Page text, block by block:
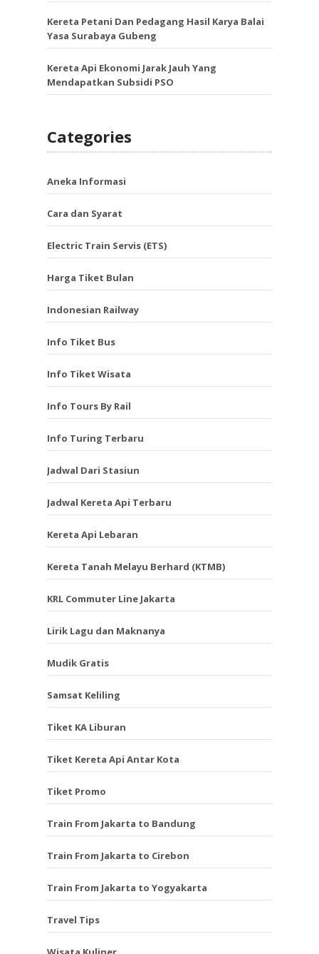
Kereta Petani Dan Pedagang Hasil Karya Balai
Yasa Surabaya Gubeng
Kereta Api Ekonomi Jarak Jauh Yang
Mendapatkan Subsidi PSO
Categories
Aneka Informasi
Cara dan Syarat
Electric Train Servis (ETS)
Harga Tiket Bulan
Indonesian Railway
Info Tiket Bus
Info Tiket Wisata
Info Tours By Rail
Info Turing Terbaru
Jadwal Dari Stasiun
Jadwal Kereta Api Terbaru
Kereta Api Lebaran
Kereta Tanah Melayu Berhard (KTMB)
KRL Commuter Line Jakarta
Lirik Lagu dan Maknanya
Mudik Gratis
Samsat Keliling
Tiket KA Liburan
Tiket Kereta Api Antar Kota
Tiket Promo
Train From Jakarta to Bandung
Train From Jakarta to Cirebon
Train From Jakarta to Yogyakarta
Travel Tips